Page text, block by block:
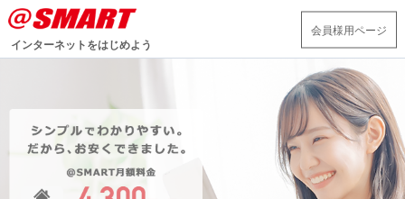
インターネットをはじめよう
会員様用ページ